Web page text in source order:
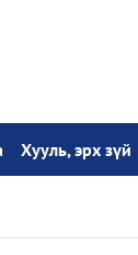
Хууль, эрх зүй